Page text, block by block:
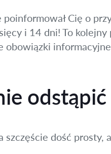
Cię o
i 14 dni! To
obowiązki
szczęście dość